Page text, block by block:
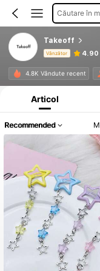
Căutare în
Takeoff
Vânzător 4.90
4.8K Vândute recent
Informații despre produs:
Articol
Recommended